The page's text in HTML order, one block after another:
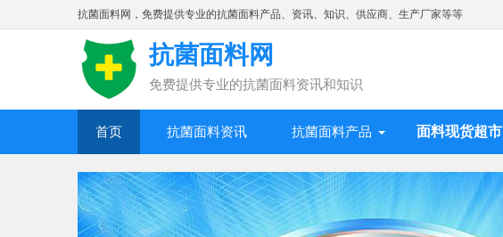
抗菌面料网，免费提供专业的抗菌面料产品、资讯、知识、供应商、生产厂家等等
抗菌面料网
免费提供专业的抗菌面料资讯和知识
首页 抗菌面料资讯 抗菌面料产品 面料现货超市